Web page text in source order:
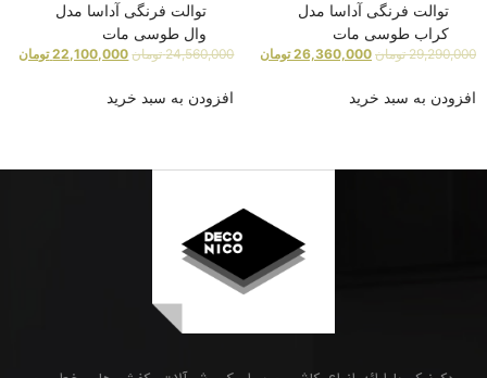
توالت فرنگی آداسا مدل
کراب طوسی مات
29,290,000 تومان 26,360,000 تومان
افزودن به سبد خرید
توالت فرنگی آداسا مدل
وال طوسی مات
24,560,000 تومان 22,100,000 تومان
افزودن به سبد خرید